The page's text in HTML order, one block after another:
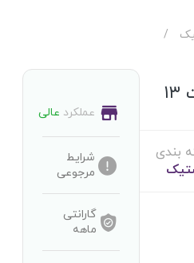
/
بندی
عملکرد عالی
شرایط
مرجوعی
گارانتی
ماهه